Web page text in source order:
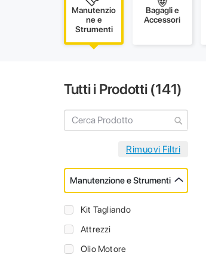
Manutenzio
ne e
Strumenti
Bagagli e
Accessori
Tutti i Prodotti (141)
Manutenzione e Strumenti
Kit Tagliando
Attrezzi
Olio Motore